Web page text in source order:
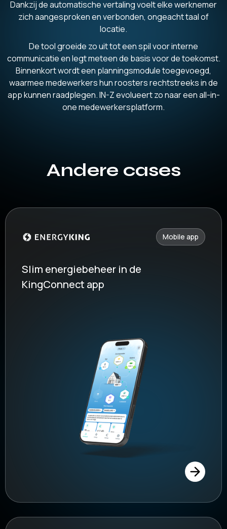
Dankzij de automatische vertaling voelt elke werknemer
zich aangesproken en verbonden, ongeacht taal of
locatie.
De tool groeide zo uit tot een spil voor interne
communicatie en legt meteen de basis voor de toekomst.
Binnenkort wordt een planningsmodule toegevoegd,
waarmee medewerkers hun roosters rechtstreeks in de
app kunnen raadplegen. IN-Z evolueert zo naar een all-in-
one medewerkersplatform.
Andere cases
Mobile app
Slim energiebeheer in de
KingConnect app